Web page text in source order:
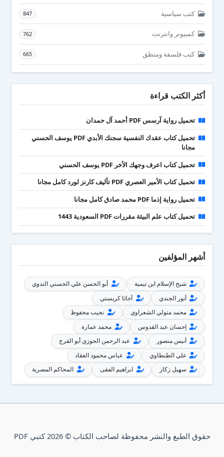
كتب سياسية 847
كمبيوتر وانترنت 762
كتب فلسفة ومنطق 665
أكثر الكتب قراءة
تحميل رواية آرسس PDF أحمد آل حمدان
تحميل كتاب عقدك النفسية سجنك الأبدي PDF يوسف الحسني
مجانا
تحميل كتاب اعرف وجهك الأخر PDF يوسف الحسني
تحميل كتاب الأمير العصري PDF تأليف كارنز لورد كامل مجانا
تحميل رواية إذما PDF محمد صادق كامل مجانا
تحميل كتاب علم البيئة مقررات PDF السعودية 1443
أشهر المؤلفين
شيخ الإسلام ابن تيمية
أبو الحسن علي الحسني الندوي
أنور الجندي
أجاثا كريستي
محمد متولي الشعراوي
نجيب محفوظ
إحسان عبد القدوس
محمد عمارة
أنيس منصور
عبد الرحمن الجوزي أبو الفرج
علي الطنطاوي
عباس محمود العقاد
سهيل زكار
ابراهيم الفقى المحاكم المصرية
حقوق الطبع والنشر محفوظة لصاحب الكتاب © 2026 كتبي PDF